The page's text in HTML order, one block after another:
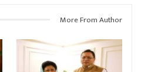
More From Author